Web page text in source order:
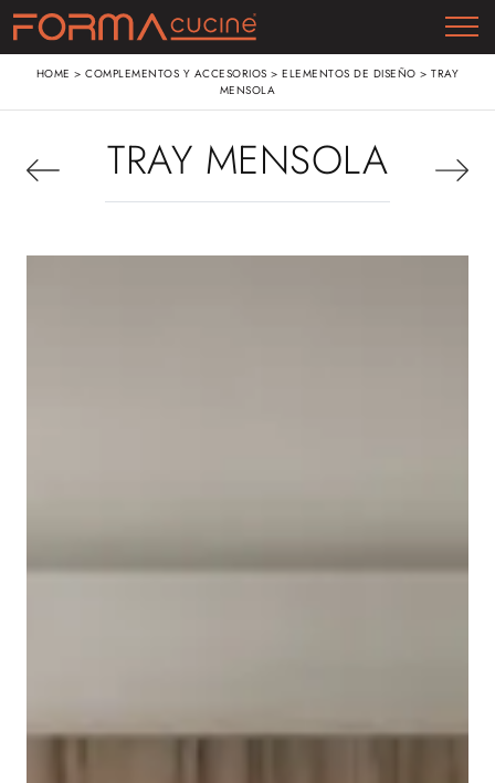
HOME >COMPLEMENTOS Y ACCESORIOS >ELEMENTOS DE DISEÑO >TRAY
MENSOLA
TRAY MENSOLA